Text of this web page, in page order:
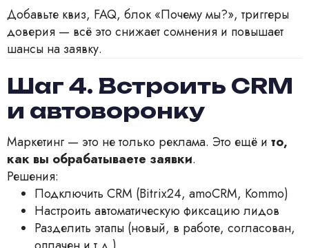
Добавьте квиз, FAQ, блок «Почему мы?», триггеры
доверия — всё это снижает сомнения и повышает
шансы на заявку.
Шаг 4. Встроить CRM
и автоворонку
Маркетинг — это не только реклама. Это ещё и то,
как вы обрабатываете заявки.
Решения:
Подключить CRM (Bitrix24, amoCRM, Kommo)
Настроить автоматическую фиксацию лидов
Разделить этапы (новый, в работе, согласован,